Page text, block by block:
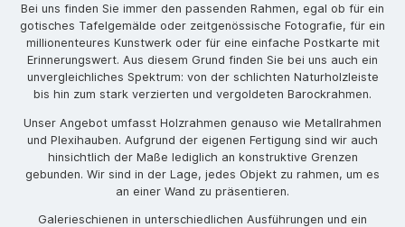
Bei uns finden Sie immer den passenden Rahmen, egal ob für ein
gotisches Tafelgemälde oder zeitgenössische Fotografie, für ein
millionenteures Kunstwerk oder für eine einfache Postkarte mit
Erinnerungswert. Aus diesem Grund finden Sie bei uns auch ein
unvergleichliches Spektrum: von der schlichten Naturholzleiste
bis hin zum stark verzierten und vergoldeten Barockrahmen.
Unser Angebot umfasst Holzrahmen genauso wie Metallrahmen
und Plexihauben. Aufgrund der eigenen Fertigung sind wir auch
hinsichtlich der Maße lediglich an konstruktive Grenzen
gebunden. Wir sind in der Lage, jedes Objekt zu rahmen, um es
an einer Wand zu präsentieren.
Galerieschienen in unterschiedlichen Ausführungen und ein